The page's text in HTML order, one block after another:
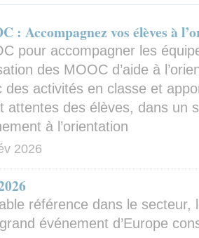
: Accompagnez vos élèves à
pour accompagner les
des MOOC d’aide à
des activités en classe et
attentes des élèves, dans un
à l’orientation
2026
référence dans le secteur,
événement d’Europe